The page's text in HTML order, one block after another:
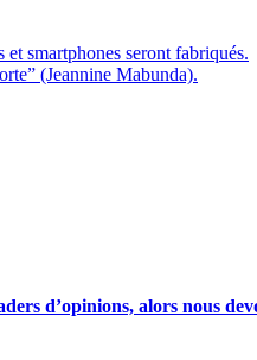
smartphones seront fabriqués.
(Jeannine Mabunda).
d’opinions, alors nous